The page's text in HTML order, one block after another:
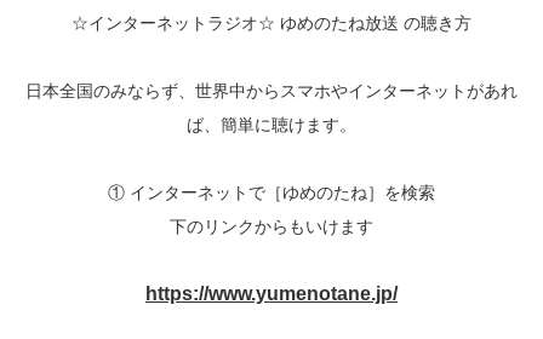
☆インターネットラジオ☆ ゆめのたね放送 の聴き方
日本全国のみならず、世界中からスマホやインターネットがあれ
ば、簡単に聴けます。
① インターネットで［ゆめのたね］を検索
下のリンクからもいけます
https://www.yumenotane.jp/